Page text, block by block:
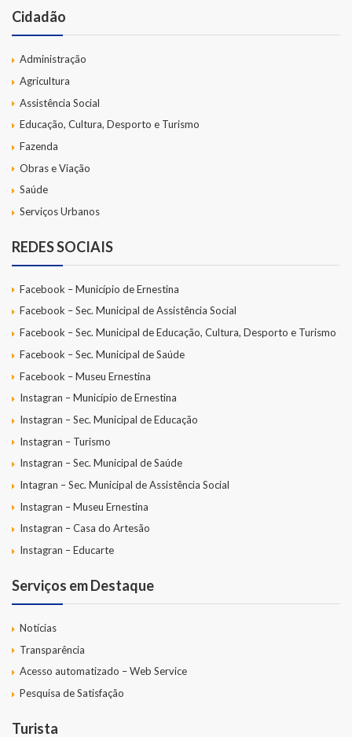
Cidadão
Administração
Agricultura
Assistência Social
Educação, Cultura, Desporto e Turismo
Fazenda
Obras e Viação
Saúde
Serviços Urbanos
REDES SOCIAIS
Facebook – Município de Ernestina
Facebook – Sec. Municipal de Assistência Social
Facebook – Sec. Municipal de Educação, Cultura, Desporto e Turismo
Facebook – Sec. Municipal de Saúde
Facebook – Museu Ernestina
Instagran – Município de Ernestina
Instagran – Sec. Municipal de Educação
Instagran – Turismo
Instagran – Sec. Municipal de Saúde
Intagran – Sec. Municipal de Assistência Social
Instagran – Museu Ernestina
Instagran – Casa do Artesão
Instagran – Educarte
Serviços em Destaque
Notícias
Transparência
Acesso automatizado – Web Service
Pesquisa de Satisfação
Turista